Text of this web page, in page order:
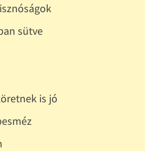
sütve
is jó